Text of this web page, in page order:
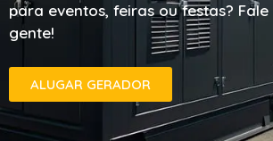
para eventos, feiras ou festas?
gente!
ALUGAR GERADOR